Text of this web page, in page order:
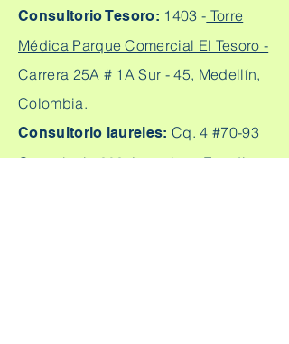
Consultorio Tesoro: 1403 - Torre
Médica Parque Comercial El Tesoro -
Carrera 25A # 1A Sur - 45, Medellín,
Colombia.
Consultorio laureles:Cq. 4 #70-93
Consultorio 303, Laureles - Estadio,